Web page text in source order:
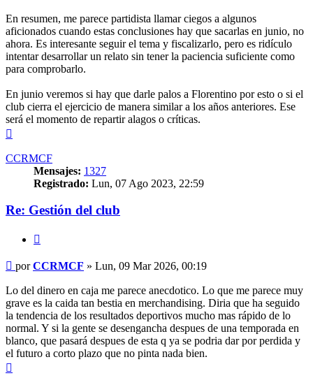
En resumen, me parece partidista llamar ciegos a algunos
aficionados cuando estas conclusiones hay que sacarlas en junio, no
ahora. Es interesante seguir el tema y fiscalizarlo, pero es ridículo
intentar desarrollar un relato sin tener la paciencia suficiente como
para comprobarlo.
En junio veremos si hay que darle palos a Florentino por esto o si el
club cierra el ejercicio de manera similar a los años anteriores. Ese
será el momento de repartir alagos o críticas.
CCRMCF
Mensajes: 1327
Registrado: Lun, 07 Ago 2023, 22:59
Re: Gestión del club
Mensaje
porCCRMCF » Lun, 09 Mar 2026, 00:19
Lo del dinero en caja me parece anecdotico. Lo que me parece muy
grave es la caida tan bestia en merchandising. Diria que ha seguido
la tendencia de los resultados deportivos mucho mas rápido de lo
normal. Y si la gente se desengancha despues de una temporada en
blanco, que pasará despues de esta q ya se podria dar por perdida y
el futuro a corto plazo que no pinta nada bien.